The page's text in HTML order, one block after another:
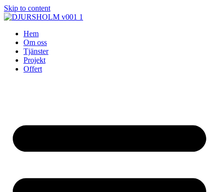
Skip to content
Hem
Om oss
Tjänster
Projekt
Offert